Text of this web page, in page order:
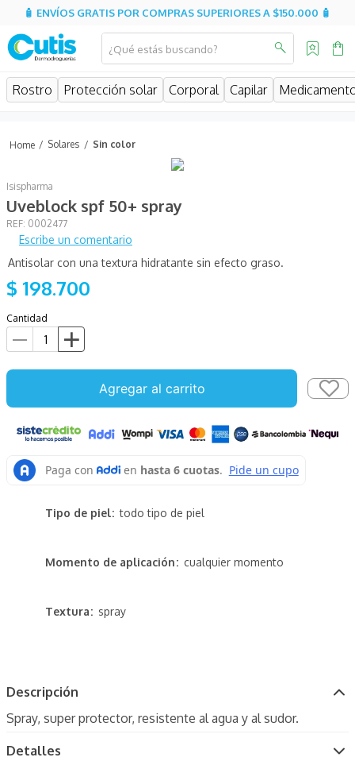
🧴 ENVÍOS GRATIS POR COMPRAS SUPERIORES A $150.000 🧴
¿Qué estás buscando?
Rostro Protección solar Corporal Capilar
Solares Sin color
Isispharma
Uveblock spf 50+ spray
: 0002477
Escribe un comentario
Antisolar con una textura hidratante sin efecto graso.
$ 198.700
Cantidad
Agregar al carrito
Tipo de piel todo tipo de piel
Textura spray
Momento de aplicación cualquier momento
Descripción
Spray, super protector, resistente al agua y al sudor.
Detalles
MÁS BUSCADOS
posay